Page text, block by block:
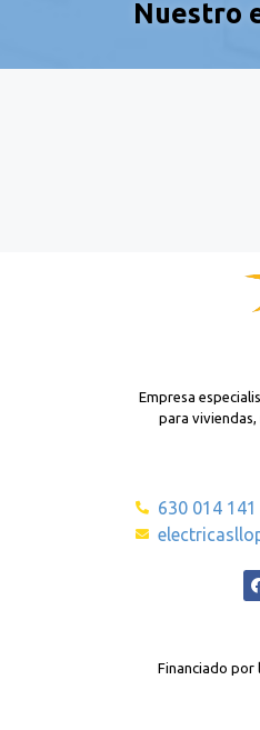
Nuestro
Empresa
para viviendas,
630 014 141
Financiado por